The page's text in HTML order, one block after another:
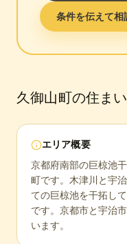
条件を伝えて相
久御山町の住ま
エリア概要
京都府南部の巨椋池
町です。木津川と宇
ての巨椋池を干拓し
です。京都市と宇治
います。